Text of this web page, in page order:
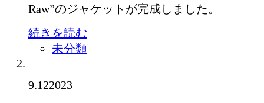
Raw”のジャケットが完成しました。
続きを読む
未分類
9.122023